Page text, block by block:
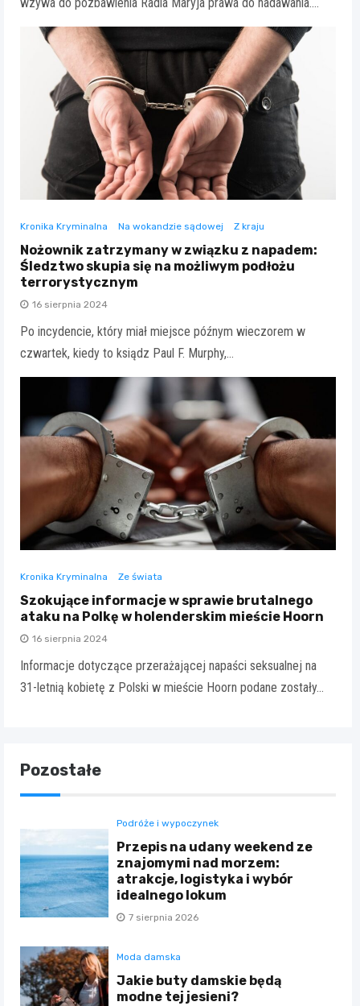
Kronika Kryminalna Na wokandzie sądowej Z kraju
Nożownik zatrzymany w związku z napadem:
Śledztwo skupia się na możliwym podłożu
terrorystycznym
16 sierpnia 2024
Po incydencie, który miał miejsce późnym wieczorem w
czwartek, kiedy to ksiądz Paul F. Murphy,…
Kronika Kryminalna Ze świata
Szokujące informacje w sprawie brutalnego
ataku na Polkę w holenderskim mieście Hoorn
16 sierpnia 2024
Informacje dotyczące przerażającej napaści seksualnej na
31-letnią kobietę z Polski w mieście Hoorn podane zostały…
Pozostałe
Podróże i wypoczynek
Przepis na udany weekend ze
znajomymi nad morzem:
atrakcje, logistyka i wybór
idealnego lokum
7 sierpnia 2026
Moda damska
Jakie buty damskie będą
modne tej jesieni?